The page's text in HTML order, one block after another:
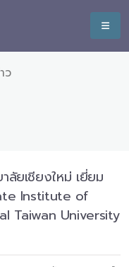
ว
ลัยเชียงใหม่ เยี่ยม
Institute of
Taiwan University